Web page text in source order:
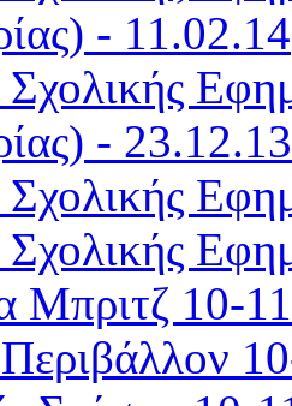
- 11.02.14
- 23.12.13
Μπριτζ 10-